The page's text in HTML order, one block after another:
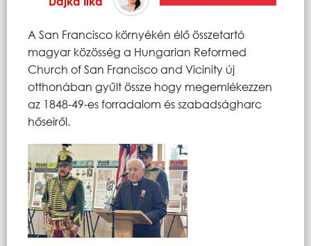
A San Francisco környékén élő összetartó
magyar közösség a Hungarian Reformed
Church of San Francisco and Vicinity új
otthonában gyűlt össze hogy megemlékezzen
az 1848-49-es forradalom és szabadságharc
hőseiről.